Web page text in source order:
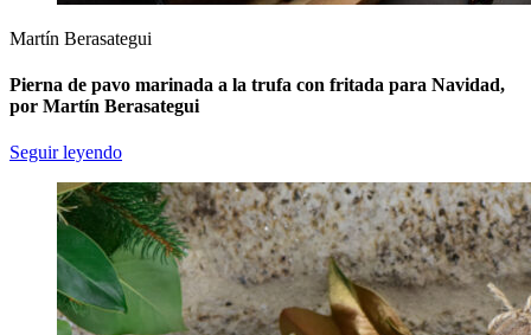
Martín Berasategui
Pierna de pavo marinada a la trufa con fritada para Navidad,
por Martín Berasategui
Seguir leyendo